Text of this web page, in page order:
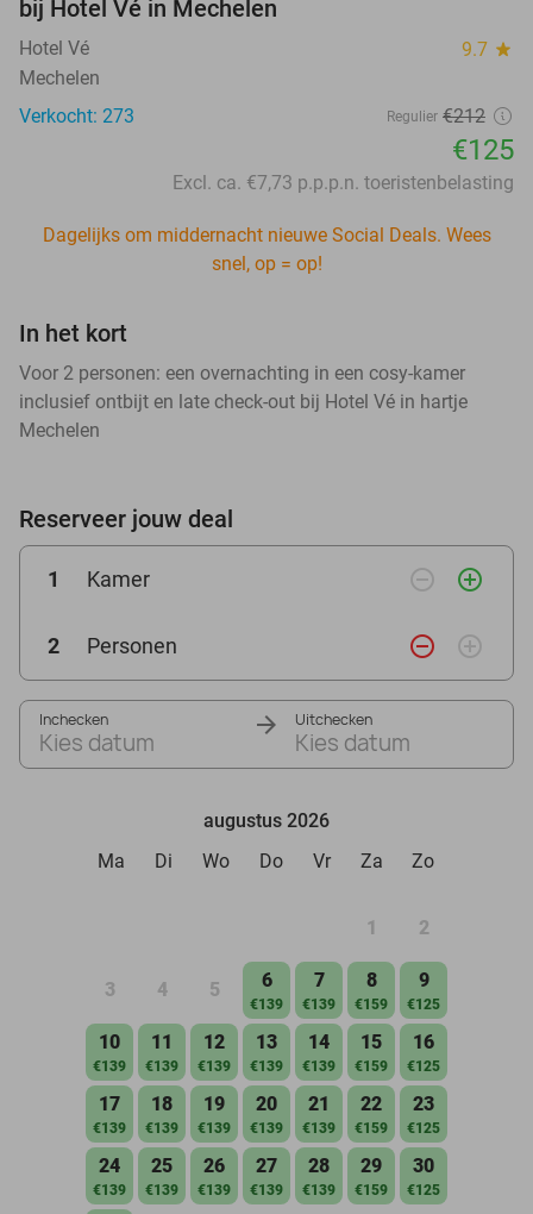
bij Hotel Vé in Mechelen
Hotel Vé 9.7 star
Mechelen
Verkocht: 273
Regulier €212
€125
Excl. ca. €7,73 p.p.p.n. toeristenbelasting
Dagelijks om middernacht nieuwe Social Deals. Wees
snel, op = op!
In het kort
Voor 2 personen: een overnachting in een cosy-kamer
inclusief ontbijt en late check-out bij Hotel Vé in hartje
Mechelen
Reserveer jouw deal
1 Kamer remove_circle_outline add_circle_outline
2 Personen remove_circle_outline add_circle_outline
Inchecken
Kies datum
Uitchecken
Kies datum
augustus 2026
Ma
Di Wo Do Vr Za Zo
1 2
3 4 5 6
€139
7
€139
8
€159
9
€125
10
€139
11
€139
12
€139
13
€139
14
€139
15
€159
16
€125
17
€139
18
€139
19
€139
20
€139
21
€139
22
€159
23
€125
24
€139
25
€139
26
€139
27
€139
28
€139
29
€159
30
€125